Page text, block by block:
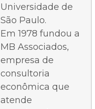
Universidade de
São Paulo.
Em 1978 fundou a
MB Associados,
empresa de
consultoria
econômica que
atende